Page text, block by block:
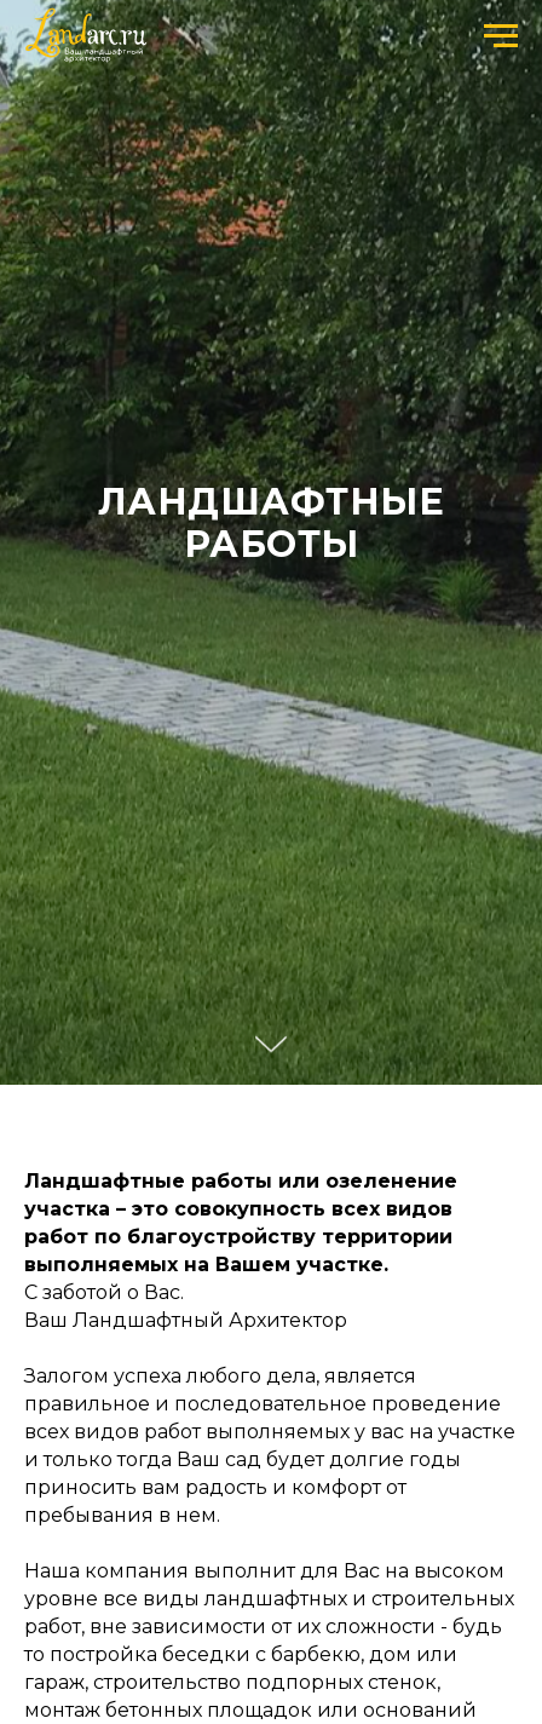
ЛАНДШАФТНЫЕ
РАБОТЫ
Ландшафтные работы или озеленение
участка – это совокупность всех видов
работ по благоустройству территории
выполняемых на Вашем участке.
С заботой о Вас.
Ваш Ландшафтный Архитектор
Залогом успеха любого дела, является
правильное и последовательное проведение
всех видов работ выполняемых у вас на участке
и только тогда Ваш сад будет долгие годы
приносить вам радость и комфорт от
пребывания в нем.
Наша компания выполнит для Вас на высоком
уровне все виды ландшафтных и строительных
работ, вне зависимости от их сложности - будь
то постройка беседки с барбекю, дом или
гараж, строительство подпорных стенок,
монтаж бетонных площадок или оснований